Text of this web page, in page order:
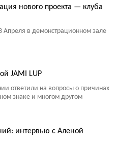
нового проекта — клуба
в демонстрационном зале
JAMI LUP
ответили на вопросы о причинах
знаке и многом другом
интервью с Аленой